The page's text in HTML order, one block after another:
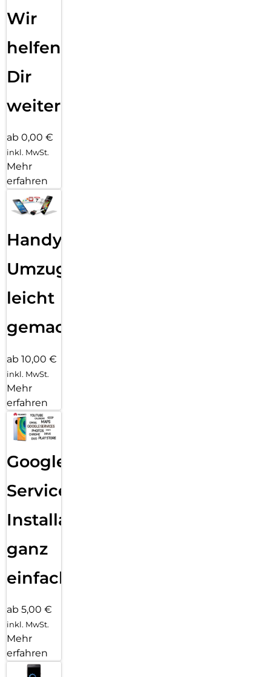
Wir
helfen
Dir
weiter
ab 0,00 €
inkl. MwSt.
Mehr
erfahren
Handy
Umzug
leicht
gemacht!
ab 10,00 €
inkl. MwSt.
Mehr
erfahren
Google
Services
Installation
ganz
einfach
ab 5,00 €
inkl. MwSt.
Mehr
erfahren